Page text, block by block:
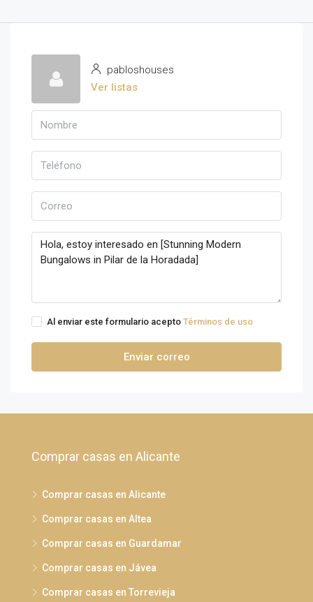
pabloshouses
Ver listas
Al enviar este formulario acepto Términos de uso
Enviar correo
Comprar casas en Alicante
Comprar casas en Alicante
Comprar casas en Altea
Comprar casas en Guardamar
Comprar casas en Jávea
Comprar casas en Torrevieja